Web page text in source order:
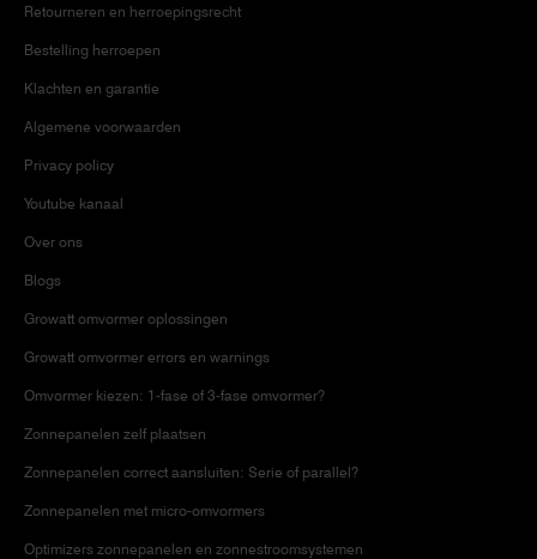
Retourneren en herroepingsrecht
Bestelling herroepen
Klachten en garantie
Algemene voorwaarden
Privacy policy
Youtube kanaal
Over ons
Blogs
Growatt omvormer oplossingen
Growatt omvormer errors en warnings
Omvormer kiezen: 1-fase of 3-fase omvormer?
Zonnepanelen zelf plaatsen
Zonnepanelen correct aansluiten: Serie of parallel?
Zonnepanelen met micro-omvormers
Optimizers zonnepanelen en zonnestroomsystemen